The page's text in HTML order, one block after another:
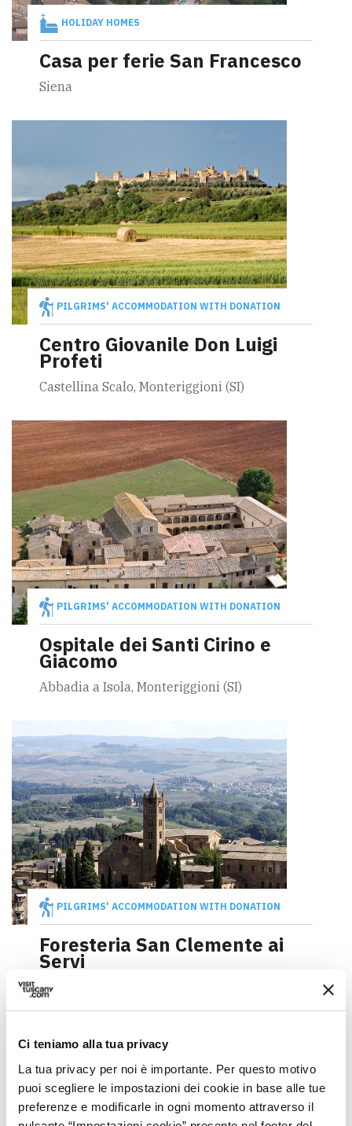
Ci teniamo alla tua privacy
La tua privacy per noi è importante. Per questo motivo
puoi scegliere le impostazioni dei cookie in base alle tue
preferenze e modificarle in ogni momento attraverso il
HOLIDAY HOMES
Casa per ferie San Francesco
Siena
PILGRIMS' ACCOMMODATION WITH DONATION
Centro Giovanile Don Luigi
Profeti
Castellina Scalo, Monteriggioni (SI)
PILGRIMS' ACCOMMODATION WITH DONATION
Ospitale dei Santi Cirino e
Giacomo
Abbadia a Isola, Monteriggioni (SI)
PILGRIMS' ACCOMMODATION WITH DONATION
Foresteria San Clemente ai
Servi
Siena